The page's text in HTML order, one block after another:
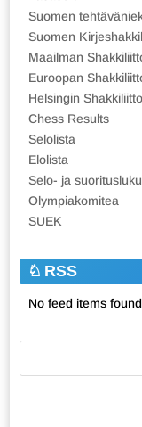
Suomen
Suomen
Maailman
Euroopan
Helsingin Shakkiliitto
Chess Results
Selolista
Elolista
Selo- ja
Olympiakomitea
SUEK
RSS
No feed items